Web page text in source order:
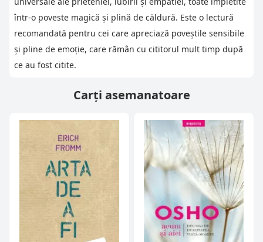
într-o poveste magică și plină de căldură. Este o lectură
recomandată pentru cei care apreciază poveștile sensibile
și pline de emoție, care rămân cu cititorul mult timp după
ce au fost citite.
Carți asemanatoare